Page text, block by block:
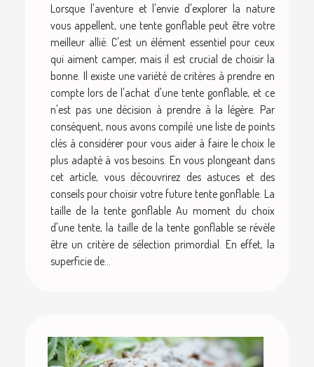
Lorsque l'aventure et l'envie d'explorer la nature
vous appellent, une tente gonflable peut être votre
meilleur allié. C'est un élément essentiel pour ceux
qui aiment camper, mais il est crucial de choisir la
bonne. Il existe une variété de critères à prendre en
compte lors de l'achat d'une tente gonflable, et ce
n'est pas une décision à prendre à la légère. Par
conséquent, nous avons compilé une liste de points
clés à considérer pour vous aider à faire le choix le
plus adapté à vos besoins. En vous plongeant dans
cet article, vous découvrirez des astuces et des
conseils pour choisir votre future tente gonflable. La
taille de la tente gonflable Au moment du choix
d'une tente, la taille de la tente gonflable se révèle
être un critère de sélection primordial. En effet, la
superficie de...